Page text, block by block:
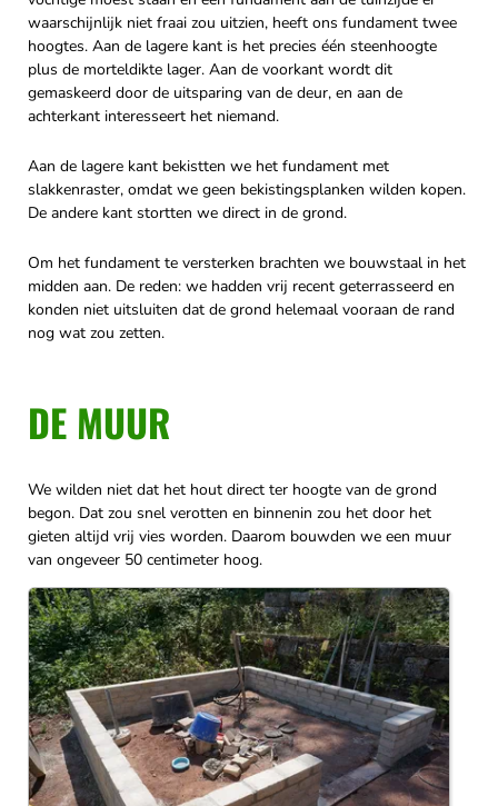
waarschijnlijk niet fraai zou uitzien, heeft ons fundament twee
hoogtes. Aan de lagere kant is het precies één steenhoogte
plus de morteldikte lager. Aan de voorkant wordt dit
gemaskeerd door de uitsparing van de deur, en aan de
achterkant interesseert het niemand.
Aan de lagere kant bekistten we het fundament met
slakkenraster, omdat we geen bekistingsplanken wilden kopen.
De andere kant stortten we direct in de grond.
Om het fundament te versterken brachten we bouwstaal in het
midden aan. De reden: we hadden vrij recent geterrasseerd en
konden niet uitsluiten dat de grond helemaal vooraan de rand
nog wat zou zetten.
DE MUUR
We wilden niet dat het hout direct ter hoogte van de grond
begon. Dat zou snel verotten en binnenin zou het door het
gieten altijd vrij vies worden. Daarom bouwden we een muur
van ongeveer 50 centimeter hoog.